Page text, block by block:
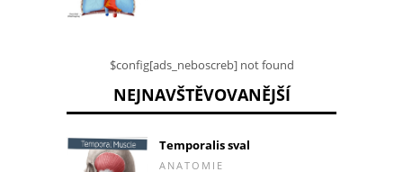
$config[ads_neboscreb] not found
NEJNAVŠTĚVOVANĚJŠÍ
Temporalis sval
ANATOMIE